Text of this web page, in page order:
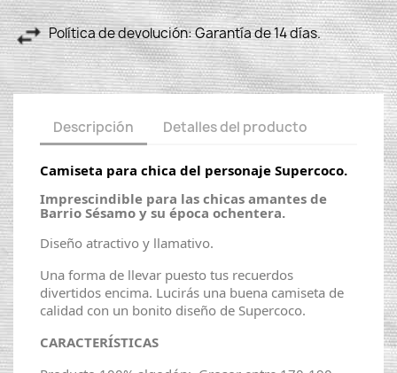
Política de devolución: Garantía de 14 días.
Descripción Detalles del producto
Camiseta para chica del personaje Supercoco.
Imprescindible para las chicas amantes de
Barrio Sésamo y su época ochentera.
Diseño atractivo y llamativo.
Una forma de llevar puesto tus recuerdos
divertidos encima. Lucirás una buena camiseta de
calidad con un bonito diseño de Supercoco.
CARACTERÍSTICAS